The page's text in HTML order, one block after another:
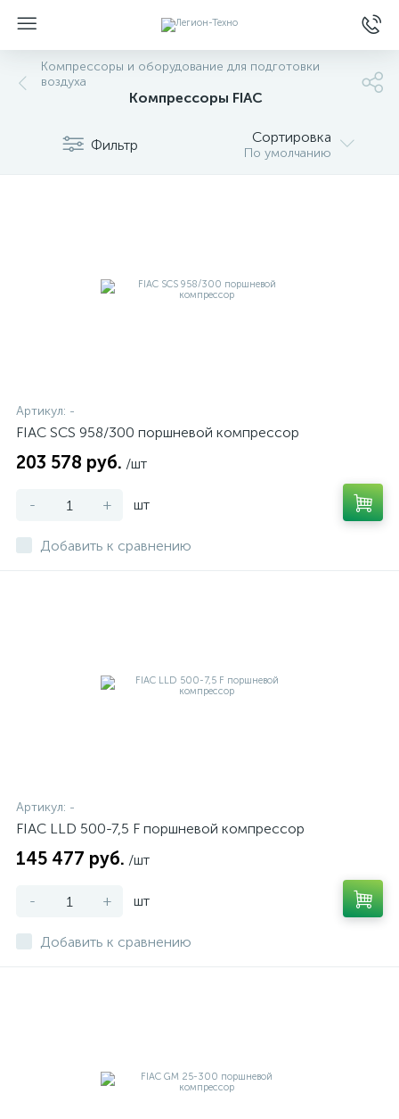
Компрессоры и оборудование для подготовки
воздуха
Компрессоры FIAC
Фильтр Сортировка
По умолчанию
Артикул: -
FIAC SCS 958/300 поршневой компрессор
203 578 руб. /шт
- + шт
Добавить к сравнению
Артикул: -
FIAC LLD 500-7,5 F поршневой компрессор
145 477 руб. /шт
- + шт
Добавить к сравнению